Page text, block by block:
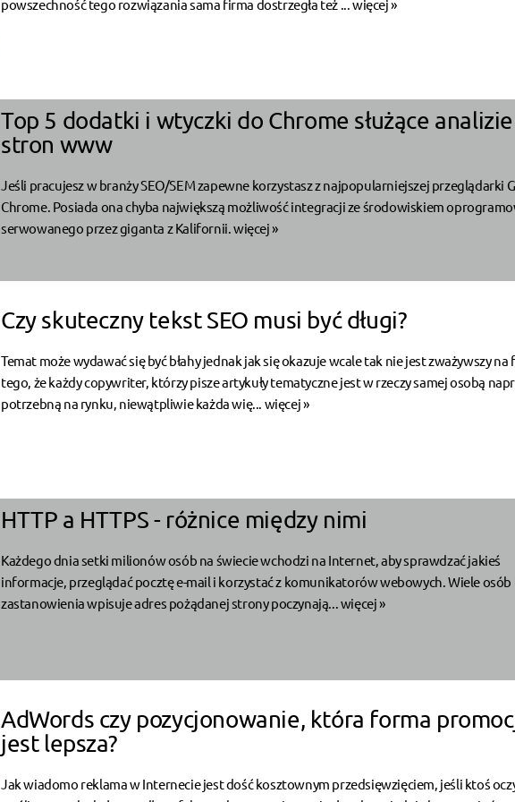
powszechność tego rozwiązania sama firma dostrzegła też ...więcej »
Top 5 dodatki i wtyczki do Chrome służące analizie
stron www
Jeśli pracujesz w branży SEO/SEM zapewne korzystasz z najpopularniejszej przeglądarki
Chrome. Posiada ona chyba największą możliwość integracji ze środowiskiem
serwowanego przez giganta z Kalifornii.więcej »
Czy skuteczny tekst SEO musi być długi?
Temat może wydawać się być błahy jednak jak się okazuje wcale tak nie jest zważywszy na
tego, że każdy copywriter, którzy pisze artykuły tematyczne jest w rzeczy samej osobą
potrzebną na rynku, niewątpliwie każda wię... więcej »
HTTP a HTTPS - różnice między nimi
Każdego dnia setki milionów osób na świecie wchodzi na Internet, aby sprawdzać jakieś
informacje, przeglądać pocztę e-mail i korzystać z komunikatorów webowych. Wiele osób
zastanowienia wpisuje adres pożądanej strony poczynają...więcej »
AdWords czy pozycjonowanie, która forma
jest lepsza?
Jak wiadomo reklama w Internecie jest dość kosztownym przedsięwzięciem, jeśli ktoś